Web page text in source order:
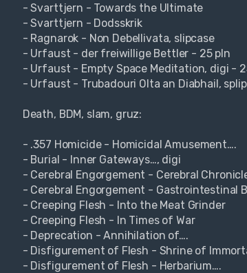
- Svarttjern - Towards the Ultimate
- Svarttjern - Dodsskrik
- Ragnarok - Non Debellivata, slipcase
- Urfaust - der freiwillige Bettler - 25 pln
- Urfaust - Empty Space Meditation, digi -
- Urfaust - Trubadouri Olta an Diabhail,
Death, BDM, slam, gruz:
- .357 Homicide - Homicidal Amusement….
- Burial - Inner Gateways…, digi
- Cerebral Engorgement - Cerebral
- Cerebral Engorgement - Gastrointestinal
- Creeping Flesh - Into the Meat Grinder
- Creeping Flesh - In Times of War
- Deprecation - Annihilation of….
- Disfigurement of Flesh - Shrine of
- Disfigurement of Flesh - Herbarium….